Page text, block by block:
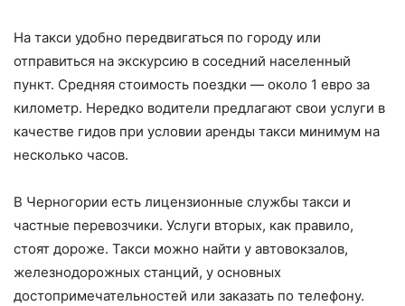
На такси удобно передвигаться по городу или
отправиться на экскурсию в соседний населенный
пункт. Средняя стоимость поездки — около 1 евро за
километр. Нередко водители предлагают свои услуги в
качестве гидов при условии аренды такси минимум на
несколько часов.
В Черногории есть лицензионные службы такси и
частные перевозчики. Услуги вторых, как правило,
стоят дороже. Такси можно найти у автовокзалов,
железнодорожных станций, у основных
достопримечательностей или заказать по телефону.